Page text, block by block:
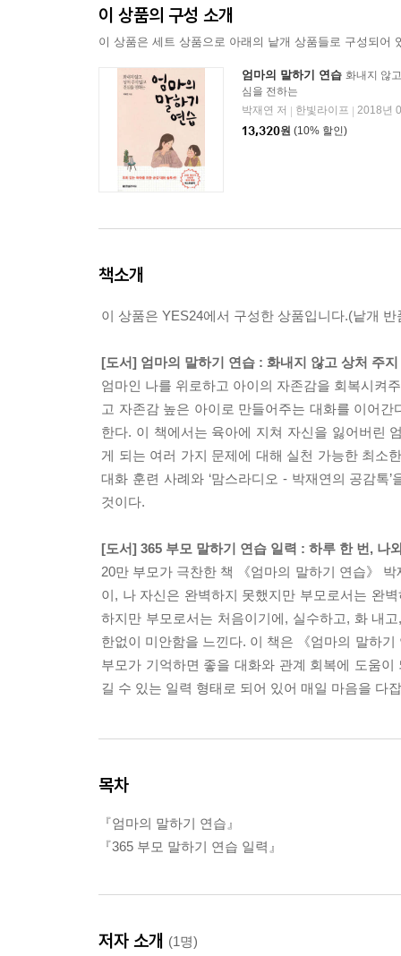
이 상품의 구성 소개
이 상품은 세트 상품으로 아래의 낱개 상품들로 구성되어
엄마의 말하기 연습 화내지 않
심을 전하는
박재연 저
한빛라이프
2018년
13,320원 (10% 할인)
책소개
이 상품은 YES24에서 구성한 상품입니다.(낱개 반
[도서] 엄마의 말하기 연습 : 화내지 않고 상처 주
엄마인 나를 위로하고 아이의 자존감을 회복시켜
고 자존감 높은 아이로 만들어주는 대화를 이어
한다. 이 책에서는 육아에 지쳐 자신을 잃어버린
게 되는 여러 가지 문제에 대해 실천 가능한 최소
대화 훈련 사례와 ‘맘스라디오 - 박재연의 공감
것이다.
[도서] 365 부모 말하기 연습 일력 : 하루 한 번, 나
20만 부모가 극찬한 책 《엄마의 말하기 연습》
이, 나 자신은 완벽하지 못했지만 부모로서는 완
하지만 부모로서는 처음이기에, 실수하고, 화 내
한없이 미안함을 느낀다. 이 책은 《엄마의 말하
부모가 기억하면 좋을 대화와 관계 회복에 도움
길 수 있는 일력 형태로 되어 있어 매일 마음을 다
목차
『엄마의 말하기 연습』
『365 부모 말하기 연습 일력』
저자 소개 (1명)